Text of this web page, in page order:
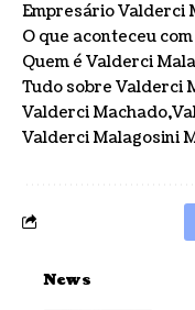
Empresário Valderci
O que aconteceu
Quem é Valderci
Tudo sobre Valderci
Valderci Machado
Valderci Malagosini
News